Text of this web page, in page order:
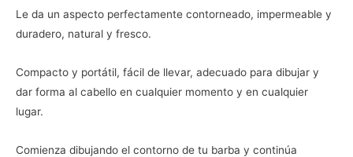
Le da un aspecto perfectamente contorneado, impermeable y
duradero, natural y fresco.
Compacto y portátil, fácil de llevar, adecuado para dibujar y
dar forma al cabello en cualquier momento y en cualquier
lugar.
Comienza dibujando el contorno de tu barba y continúa